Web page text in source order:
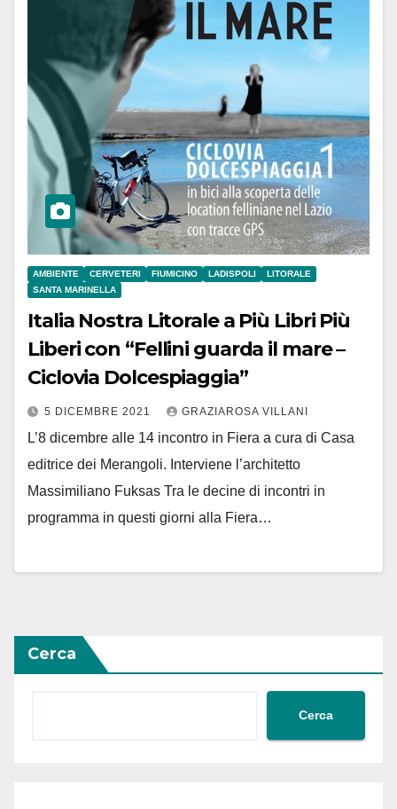
AMBIENTE CERVETERI FIUMICINO LADISPOLI
LITORALE
SANTA MARINELLA
Italia Nostra Litorale a Più Libri Più
Liberi con “Fellini guarda il mare –
Ciclovia Dolcespiaggia”
5 DICEMBRE 2021 GRAZIAROSA VILLANI
L’8 dicembre alle 14 incontro in Fiera a cura di Casa
editrice dei Merangoli. Interviene l’architetto
Massimiliano Fuksas Tra le decine di incontri in
programma in questi giorni alla Fiera…
Cerca
Cerca